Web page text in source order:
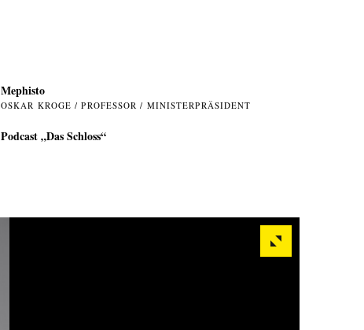
Mephisto
OSKAR KROGE / PROFESSOR / MINISTERPRÄSIDENT
Podcast „Das Schloss“